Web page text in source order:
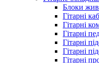
Блоки
Гітарні
Гітарні
Гітарні
Гітарні
Гітарні
Гітарні